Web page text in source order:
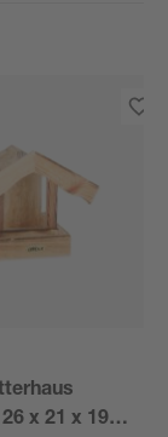
x 21 x 19